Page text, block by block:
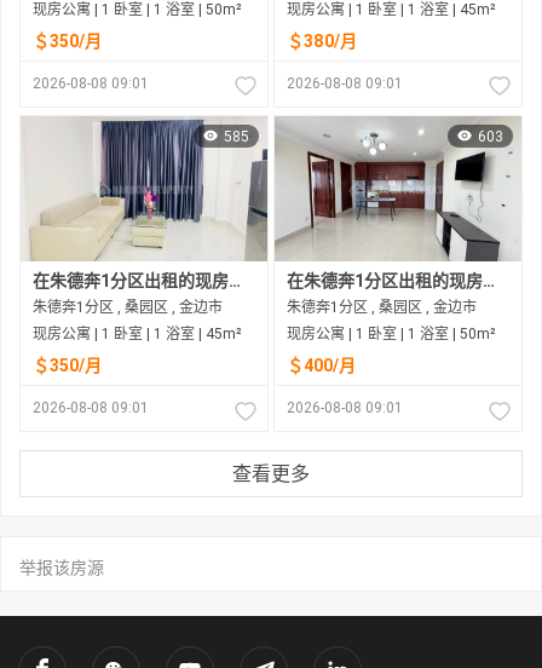
现房公寓 | 1 卧室 | 1 浴室 | 50m²
＄350/月
2026-08-08 09:01
现房公寓 | 1 卧室 | 1 浴室 | 45m²
＄380/月
2026-08-08 09:01
585
在朱德奔1分区出租的现房公寓
朱德奔1分区 , 桑园区 , 金边市
现房公寓 | 1 卧室 | 1 浴室 | 45m²
＄350/月
2026-08-08 09:01
603
在朱德奔1分区出租的现房公寓
朱德奔1分区 , 桑园区 , 金边市
现房公寓 | 1 卧室 | 1 浴室 | 50m²
＄400/月
2026-08-08 09:01
查看更多
举报该房源